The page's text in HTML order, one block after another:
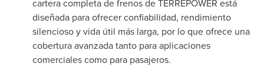
cartera completa de frenos de TERREPOWER está
diseñada para ofrecer confiabilidad, rendimiento
silencioso y vida útil más larga, por lo que ofrece una
cobertura avanzada tanto para aplicaciones
comerciales como para pasajeros.